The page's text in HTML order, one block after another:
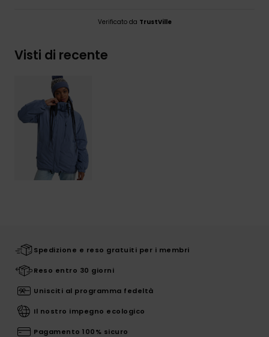
Verificato da TrustVille
Visti di recente
Spedizione e reso gratuiti per i membri
Reso entro 30 giorni
Unisciti al programma fedeltà
Il nostro impegno ecologico
Pagamento 100% sicuro